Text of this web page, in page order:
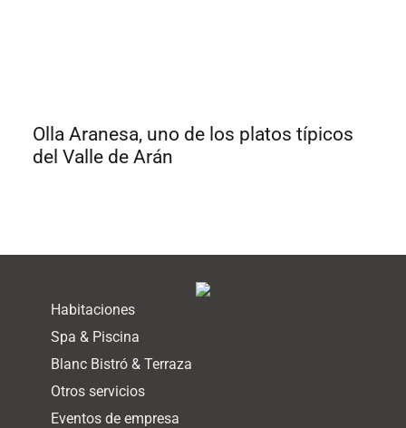
Olla Aranesa, uno de los platos típicos
del Valle de Arán
Habitaciones
Spa & Piscina
Blanc Bistró & Terraza
Otros servicios
Eventos de empresa